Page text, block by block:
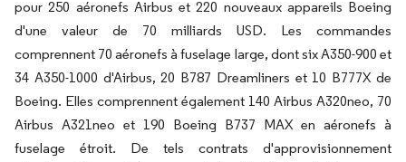
pour 250 aéronefs Airbus et 220 nouveaux appareils Boeing
d'une valeur de 70 milliards USD. Les commandes
comprennent 70 aéronefs à fuselage large, dont six A350-900 et
34 A350-1000 d'Airbus, 20 B787 Dreamliners et 10 B777X de
Boeing. Elles comprennent également 140 Airbus A320neo, 70
Airbus A321neo et 190 Boeing B737 MAX en aéronefs à
fuselage étroit. De tels contrats d'approvisionnement